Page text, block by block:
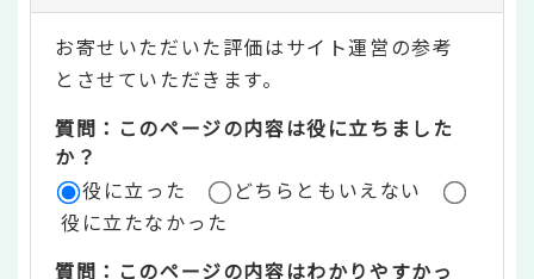
テ
ン
ツ
評
価
お寄せいただいた評価はサイト運営の参考
とさせていただきます。
質問：このページの内容は役に立ちました
か？
役に立った
どちらともいえない
役に立たなかった
質問：このページの内容はわかりやすかっ